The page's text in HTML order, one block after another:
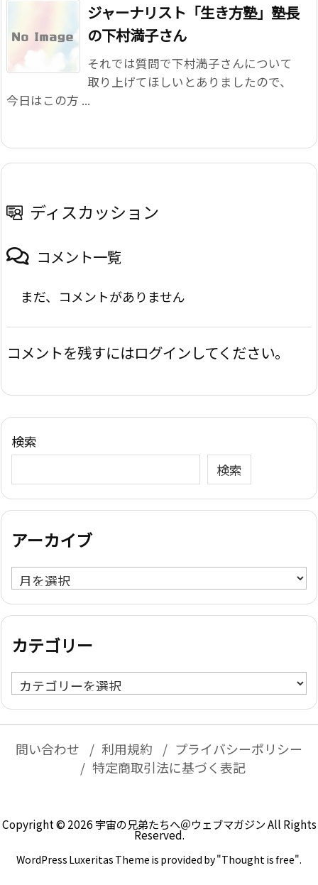
ジャーナリスト「生き方塾」塾長
の下村満子さん
それでは質問で下村満子さんについて
取り上げてほしいとありましたので、
今日はこの方 ...
ディスカッション
コメント一覧
まだ、コメントがありません
コメントを残すにはログインしてください。
検索
検索
アーカイブ
ア
ー
カ
ブ
カテゴリー
カ
テ
ー
問い合わせ 利用規約
プライバシーポリシー
特定商取引法に基づく表記
Copyright © 2026 宇宙の兄弟たちへ＠ウェブマガジンAll Rights
Reserved.
WordPress Luxeritas Theme is provided by "Thought is free".